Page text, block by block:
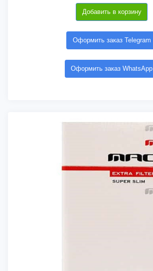
Добавить в корзину
Оформить заказ Telegram
Оформить заказ WhatsApp